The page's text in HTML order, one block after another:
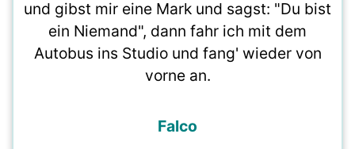
und gibst mir eine Mark und sagst: "Du bist
ein Niemand", dann fahr ich mit dem
Autobus ins Studio und fang' wieder von
vorne an.
Falco